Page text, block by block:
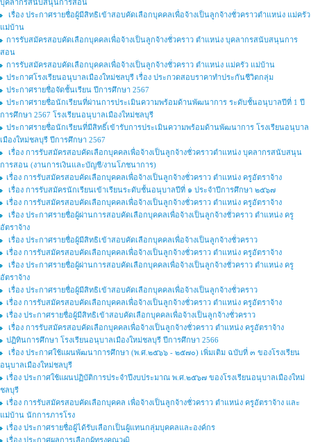
บุคลากรสนับสนุนการสอน
เรื่อง ประกาศรายชื่อผู้มีสิทธิเข้าสอบคัดเลือกบุคคลเพื่อจ้างเป็นลูกจ้างชั่วคราวตำแหน่ง แม่ครัว
แม่บ้าน
การรับสมัครสอบคัดเลือกบุคคลเพื่อจ้างเป็นลูกจ้างชั่วคราว ตำแหน่ง บุคลากรสนับสนุนการ
สอน
การรับสมัครสอบคัดเลือกบุคคลเพื่อจ้างเป็นลูกจ้างชั่วคราว ตำแหน่ง แม่ครัว แม่บ้าน
ประกาศโรงเรียนอนุบาลเมืองใหม่ชลบุรี เรื่อง ประกวดสอบราคาทำประกันชีวิตกลุ่ม
ประกาศรายชื่อจัดชั้นเรียน ปีการศึกษา 2567
ประกาศรายชื่อนักเรียนที่ผ่านการประเมินความพร้อมด้านพัฒนาการ ระดับชั้นอนุบาลปีที่ 1 ปี
การศึกษา 2567 โรงเรียนอนุบาลเมืองใหม่ชลบุรี
ประกาศรายชื่อนักเรียนที่มีสิทธิ์เข้ารับการประเมินความพร้อมด้านพัฒนาการ โรงเรียนอนุบาล
เมืองใหม่ชลบุรี ปีการศึกษา 2567
เรื่อง การรับสมัครสอบคัดเลือกบุคคลเพื่อจ้างเป็นลูกจ้างชั่วคราวตำแหน่ง บุคลากรสนับสนุน
การสอน (งานการเงินและบัญชี/งานโภชนาการ)
เรื่อง การรับสมัครสอบคัดเลือกบุคคลเพื่อจ้างเป็นลูกจ้างชั่วคราว ตำแหน่ง ครูอัตราจ้าง
เรื่อง การรับสมัครนักเรียนเข้าเรียนระดับชั้นอนุบาลปีที่ ๑ ประจำปีการศึกษา ๒๕๖๗
เรื่อง การรับสมัครสอบคัดเลือกบุคคลเพื่อจ้างเป็นลูกจ้างชั่วคราว ตำแหน่ง ครูอัตราจ้าง
เรื่อง ประกาศรายชื่อผู้ผ่านการสอบคัดเลือกบุคคลเพื่อจ้างเป็นลูกจ้างชั่วคราว ตำแหน่ง ครู
อัตราจ้าง
เรื่อง ประกาศรายชื่อผู้มีสิทธิเข้าสอบคัดเลือกบุคคลเพื่อจ้างเป็นลูกจ้างชั่วคราว
เรื่อง การรับสมัครสอบคัดเลือกบุคคลเพื่อจ้างเป็นลูกจ้างชั่วคราว ตำแหน่ง ครูอัตราจ้าง
เรื่อง ประกาศรายชื่อผู้ผ่านการสอบคัดเลือกบุคคลเพื่อจ้างเป็นลูกจ้างชั่วคราว ตำแหน่ง ครู
อัตราจ้าง
เรื่อง ประกาศรายชื่อผู้มีสิทธิเข้าสอบคัดเลือกบุคคลเพื่อจ้างเป็นลูกจ้างชั่วคราว
เรื่อง การรับสมัครสอบคัดเลือกบุคคลเพื่อจ้างเป็นลูกจ้างชั่วคราว ตำแหน่ง ครูอัตราจ้าง
เรื่อง ประกาศรายชื่อผู้มีสิทธิเข้าสอบคัดเลือกบุคคลเพื่อจ้างเป็นลูกจ้างชั่วคราว
เรื่อง การรับสมัครสอบคัดเลือกบุคคลเพื่อจ้างเป็นลูกจ้างชั่วคราว ตำแหน่ง ครูอัตราจ้าง
ปฏิทินการศึกษา โรงเรียนอนุบาลเมืองใหม่ชลบุรี ปีการศึกษา 2566
เรื่อง ประกาศใช้แผนพัฒนาการศึกษา (พ.ศ.๒๕๖๖ - ๒๕๗๐) เพิ่มเติม ฉบับที่ ๓ ของโรงเรียน
อนุบาลเมืองใหม่ชลบุรี
เรื่อง ประกาศใช้แผนปฏิบัติการประจำปีงบประมาณ พ.ศ.๒๕๖๗ ของโรงเรียนอนุบาลเมืองใหม่
ชลบุรี
เรื่อง การรับสมัครสอบคัดเลือกบุคคล เพื่อจ้างเป็นลูกจ้างชั่วคราว ตำแหน่ง ครูอัตราจ้าง และ
แม่บ้าน นักการภารโรง
เรื่อง ประกาศรายชื่อผู้ได้รับเลือกเป็นผู้แทนกลุ่มบุคคลและองค์กร
เรื่อง ประกาศผลการเลือกผู้ทรงคุณวุฒิ